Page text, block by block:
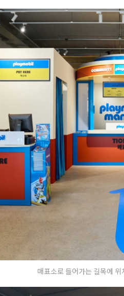
매표소로 들어가는 길목에